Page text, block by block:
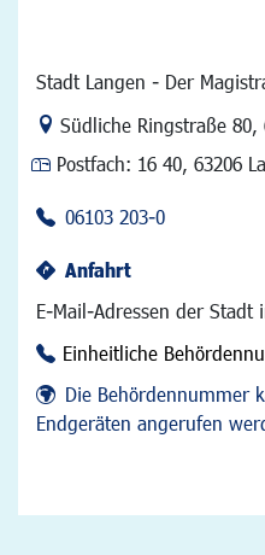
Stadt Langen - Der
Link zur Google-Maps
Südliche Ringstraße 80,
Postfach: 16 40, 63206
06103 203-0
Anfahrt
E-Mail-Adressen der Stadt
Einheitliche
Die Behördennummer
Endgeräten angerufen